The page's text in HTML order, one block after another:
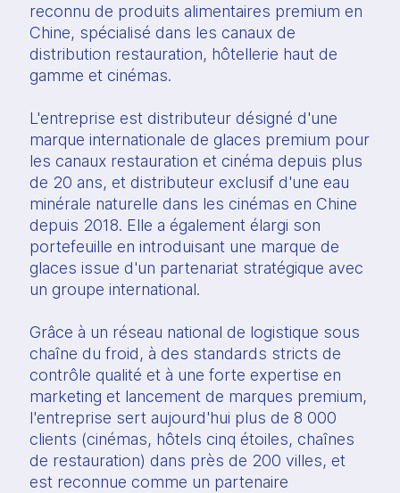
reconnu de produits alimentaires premium en
Chine, spécialisé dans les canaux de
distribution restauration, hôtellerie haut de
gamme et cinémas.
L'entreprise est distributeur désigné d'une
marque internationale de glaces premium pour
les canaux restauration et cinéma depuis plus
de 20 ans, et distributeur exclusif d'une eau
minérale naturelle dans les cinémas en Chine
depuis 2018. Elle a également élargi son
portefeuille en introduisant une marque de
glaces issue d'un partenariat stratégique avec
un groupe international.
Grâce à un réseau national de logistique sous
chaîne du froid, à des standards stricts de
contrôle qualité et à une forte expertise en
marketing et lancement de marques premium,
l'entreprise sert aujourd'hui plus de 8 000
clients (cinémas, hôtels cinq étoiles, chaînes
de restauration) dans près de 200 villes, et
est reconnue comme un partenaire